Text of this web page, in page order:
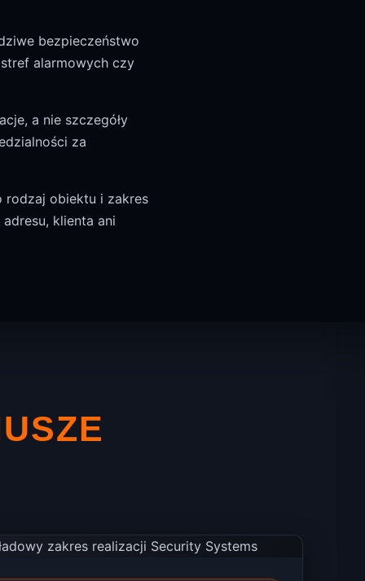
bezpieczeństwo
alarmowych czy
a nie szczegóły
za
rodzaj obiektu i zakres
klienta ani